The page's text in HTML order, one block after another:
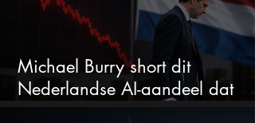
Michael Burry short dit
Nederlandse AI-aandeel dat